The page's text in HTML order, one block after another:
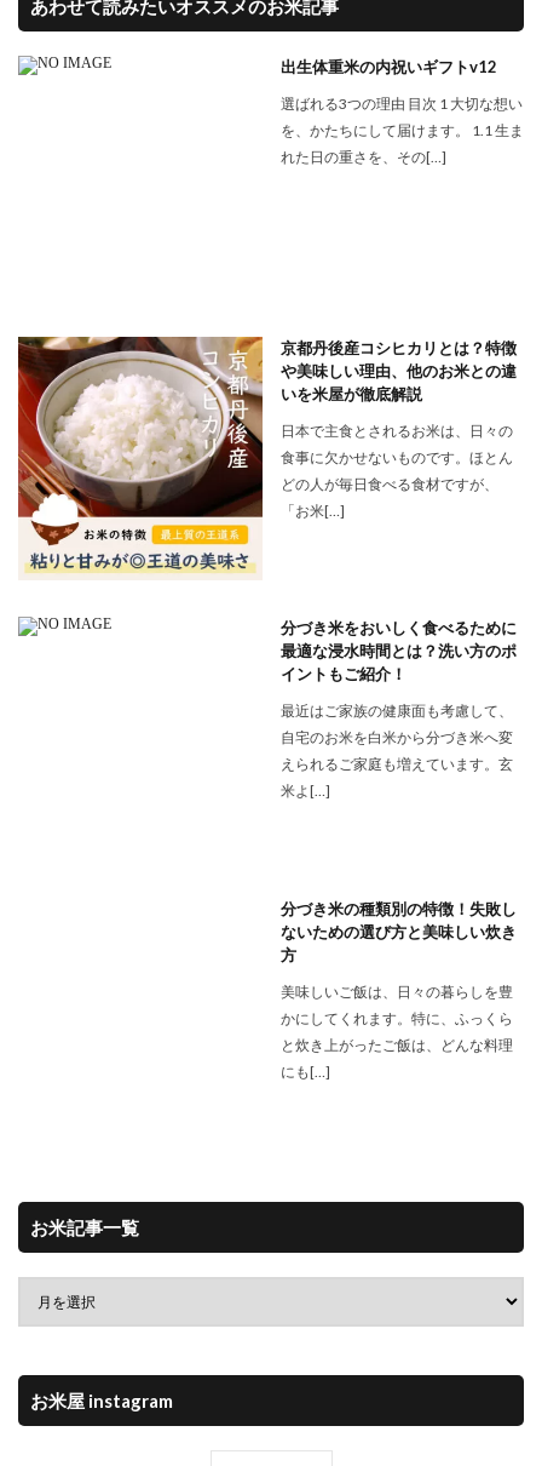
あわせて読みたいオススメのお米記事
出生体重米の内祝いギフトv12
選ばれる3つの理由 目次 1 大切な想い
を、かたちにして届けます。 1.1 生ま
れた日の重さを、その[…]
京都丹後産コシヒカリとは？特徴
や美味しい理由、他のお米との違
いを米屋が徹底解説
日本で主食とされるお米は、日々の
食事に欠かせないものです。ほとん
どの人が毎日食べる食材ですが、
「お米[…]
分づき米をおいしく食べるために
最適な浸水時間とは？洗い方のポ
イントもご紹介！
最近はご家族の健康面も考慮して、
自宅のお米を白米から分づき米へ変
えられるご家庭も増えています。玄
米よ[…]
分づき米の種類別の特徴！失敗し
ないための選び方と美味しい炊き
方
美味しいご飯は、日々の暮らしを豊
かにしてくれます。特に、ふっくら
と炊き上がったご飯は、どんな料理
にも[…]
お米記事一覧
お米屋 instagram